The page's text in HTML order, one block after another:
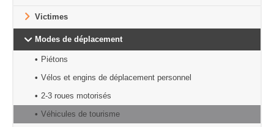
Victimes
Modes de déplacement
Piétons
Vélos et engins de déplacement personnel
2-3 roues motorisés
Véhicules de tourisme